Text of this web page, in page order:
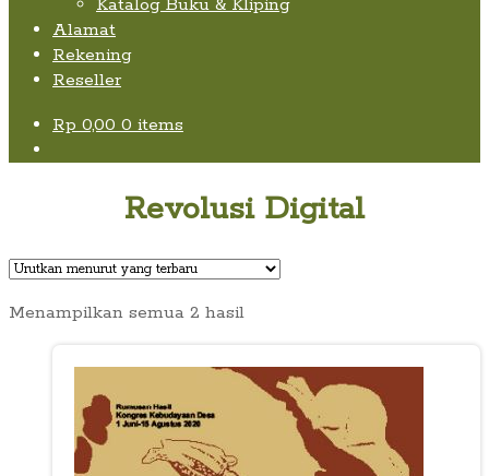
child
Katalog Buku & Kliping
Alamat
Rekening
Reseller
Rp 0,00 0 items
Revolusi Digital
Menampilkan semua 2 hasilDiurutkan
yang
terbaru